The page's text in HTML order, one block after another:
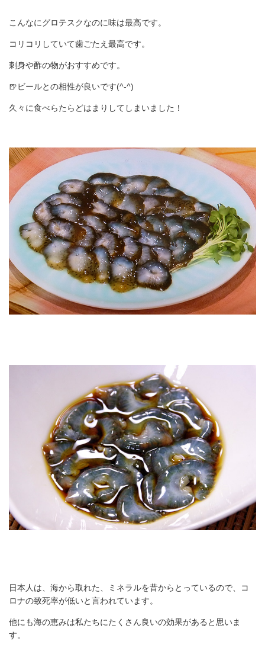
こんなにグロテスクなのに味は最高です。
コリコリしていて歯ごたえ最高です。
刺身や酢の物がおすすめです。
🍺ビールとの相性が良いです(^-^)
久々に食べらたらどはまりしてしまいました！
日本人は、海から取れた、ミネラルを昔からとっているので、コ
ロナの致死率が低いと言われています。
他にも海の恵みは私たちにたくさん良いの効果があると思いま
す。